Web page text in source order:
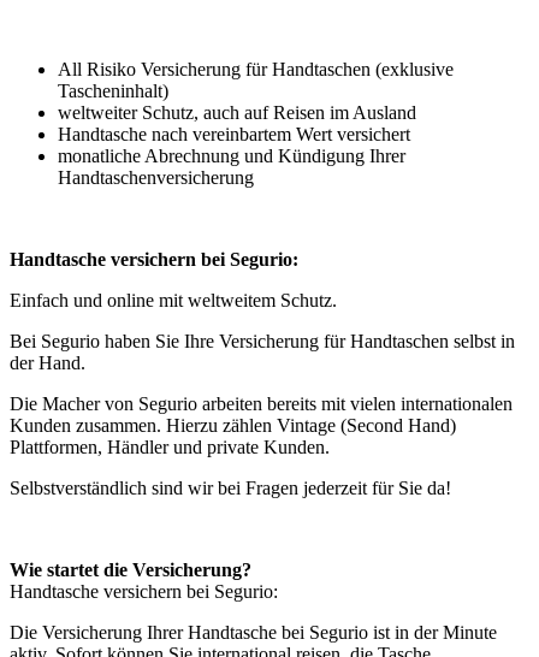
All Risiko Versicherung für Handtaschen (exklusive
Tascheninhalt)
weltweiter Schutz, auch auf Reisen im Ausland
Handtasche nach vereinbartem Wert versichert
monatliche Abrechnung und Kündigung Ihrer
Handtaschenversicherung
Handtasche versichern bei Segurio:
Einfach und online mit weltweitem Schutz.
Bei Segurio haben Sie Ihre Versicherung für Handtaschen selbst in
der Hand.
Die Macher von Segurio arbeiten bereits mit vielen internationalen
Kunden zusammen. Hierzu zählen Vintage (Second Hand)
Plattformen, Händler und private Kunden.
Selbstverständlich sind wir bei Fragen jederzeit für Sie da!
Wie startet die Versicherung?
Handtasche versichern bei Segurio:
Die Versicherung Ihrer Handtasche bei Segurio ist in der Minute